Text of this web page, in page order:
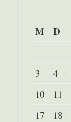
M D
3
4
10
11
17
18